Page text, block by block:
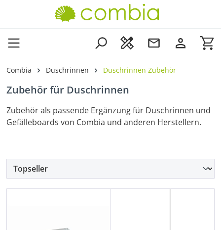
Zum Hauptinhalt springen
Combia Duschrinnen Duschrinnen Zubehör
Zubehör für Duschrinnen
Zubehör als passende Ergänzung für Duschrinnen und
Gefälleboards von Combia und anderen Herstellern.